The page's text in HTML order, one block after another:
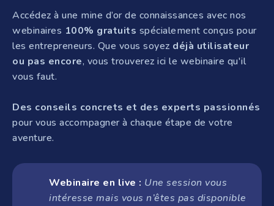
Accédez à une mine d’or de connaissances avec nos
webinaires 100% gratuits spécialement conçus pour
les entrepreneurs. Que vous soyez déjà utilisateur
ou pas encore, vous trouverez ici le webinaire qu'il
vous faut.
Des conseils concrets et des experts passionnés
pour vous accompagner à chaque étape de votre
aventure.
Webinaire en live : Une session vous
intéresse mais vous n’êtes pas disponible